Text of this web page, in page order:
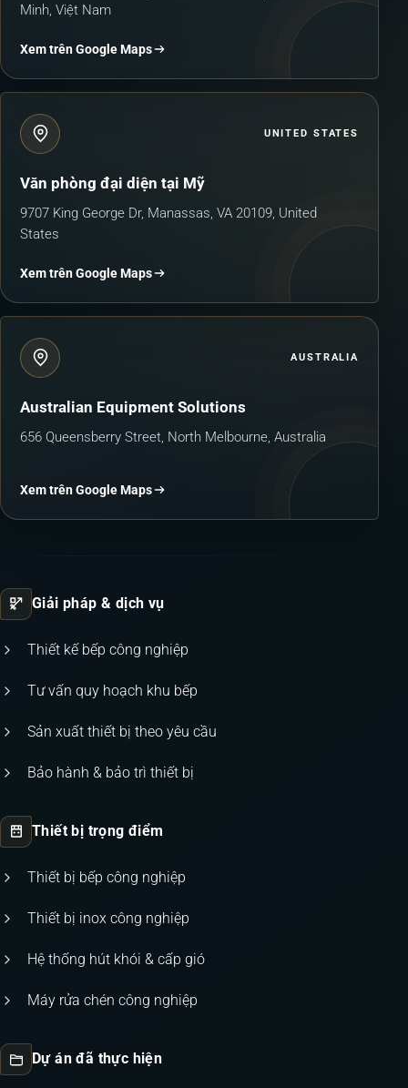
Minh, Việt Nam
Xem trên Google Maps
UNITED STATES
Văn phòng đại diện tại Mỹ
9707 King George Dr, Manassas, VA 20109, United
States
Xem trên Google Maps
AUSTRALIA
Australian Equipment Solutions
656 Queensberry Street, North Melbourne, Australia
Xem trên Google Maps
Giải pháp & dịch vụ
Thiết kế bếp công nghiệp
Tư vấn quy hoạch khu bếp
Sản xuất thiết bị theo yêu cầu
Bảo hành & bảo trì thiết bị
Thiết bị trọng điểm
Thiết bị bếp công nghiệp
Thiết bị inox công nghiệp
Hệ thống hút khói & cấp gió
Máy rửa chén công nghiệp
Dự án đã thực hiện